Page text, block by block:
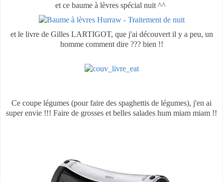
et ce baume à lèvres spécial nuit ^^
et le livre de Gilles LARTIGOT, que j'ai découvert il y a peu, un
homme comment dire ??? bien !!
Ce coupe légumes (pour faire des spaghettis de légumes), j'en ai
super envie !!! Faire de grosses et belles salades hum miam miam !!